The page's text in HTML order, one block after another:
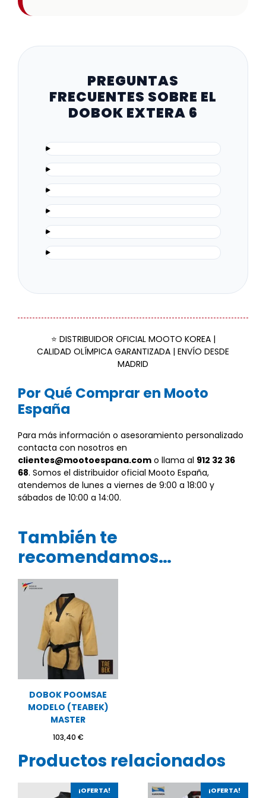
PREGUNTAS
FRECUENTES SOBRE EL
DOBOK EXTERA 6
⭐ DISTRIBUIDOR OFICIAL MOOTO KOREA |
CALIDAD OLÍMPICA GARANTIZADA | ENVÍO DESDE
MADRID
Por Qué Comprar en Mooto
España
Para más información o asesoramiento personalizado
contacta con nosotros en
clientes@mootoespana.com o llama al 912 32 36
68. Somos el distribuidor oficial Mooto España,
atendemos de lunes a viernes de 9:00 a 18:00 y
sábados de 10:00 a 14:00.
También te
recomendamos…
DOBOK POOMSAE
MODELO (TEABEK)
MASTER
103,40 €
Productos relacionados
¡OFERTA! ¡OFERTA!